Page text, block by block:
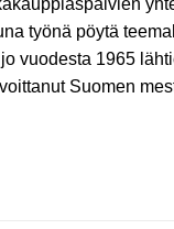
työnä pöytä
vuodesta 1965
Suomen